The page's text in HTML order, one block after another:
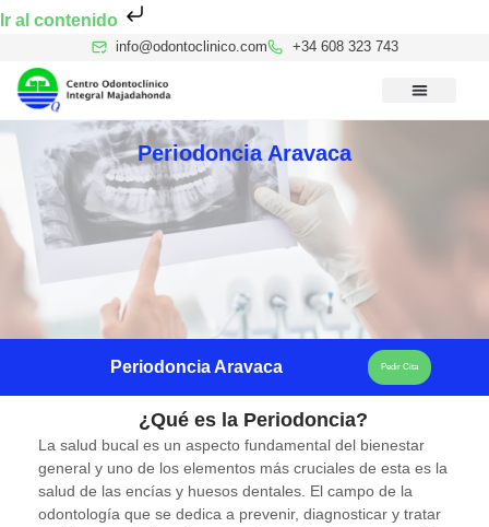
Ir al contenido
info@odontoclinico.com +34 608 323 743
Periodoncia Aravaca
Periodoncia Aravaca Pedir Cita
¿Qué es la Periodoncia?
La salud bucal es un aspecto fundamental del bienestar
general y uno de los elementos más cruciales de esta es la
salud de las encías y huesos dentales. El campo de la
odontología que se dedica a prevenir, diagnosticar y tratar